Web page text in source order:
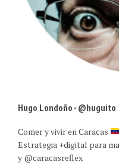
Hugo Londoño - @huguito
Comer y vivir en Caracas
Estrategia +digital para
y @caracasreflex